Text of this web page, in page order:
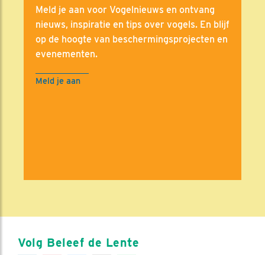
Meld je aan voor Vogelnieuws en ontvang
nieuws, inspiratie en tips over vogels. En blijf
op de hoogte van beschermingsprojecten en
evenementen.
Meld je aan
Volg Beleef de Lente